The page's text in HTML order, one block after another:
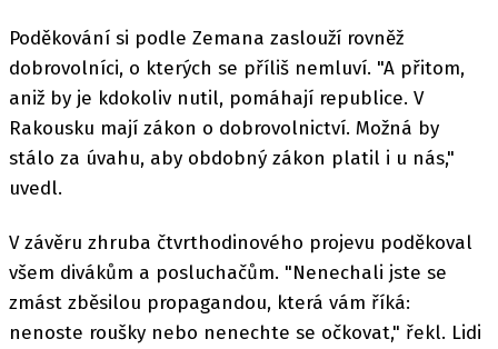
Poděkování si podle Zemana zaslouží rovněž
dobrovolníci, o kterých se příliš nemluví. "A přitom,
aniž by je kdokoliv nutil, pomáhají republice. V
Rakousku mají zákon o dobrovolnictví. Možná by
stálo za úvahu, aby obdobný zákon platil i u nás,"
uvedl.
V závěru zhruba čtvrthodinového projevu poděkoval
všem divákům a posluchačům. "Nenechali jste se
zmást zběsilou propagandou, která vám říká:
nenoste roušky nebo nenechte se očkovat," řekl. Lidi